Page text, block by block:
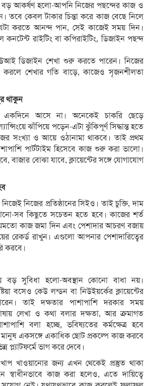
বড় আকর্ষণ হলো-আপনি নিজের পছন্দের কাজ ও
তবে কেবল টাকার চিন্তা করে কাজ বেছে নিলে
যেটা করতে আনন্দ পান, সেই কাজেই সময় দিন।
কনটেন্ট রাইটিং বা কপিরাইটিং, ডিজাইন পছন্দ
ডিজাইন শেখা শুরু করতে পারেন। নিজের
করলে শেখার গতি বাড়ে, কাজেও সৃজনশীলতা
থাকুন
একদিনে আসে না। অনেকেই চাকরি ছেড়ে
ঝাঁপিয়ে পড়েন-এটা ঝুঁকিপূর্ণ সিদ্ধান্ত হতে
সংখ্যা ও আয়ে ওঠানামা থাকবে। তাই প্রথম
পার্টটাইম হিসেবে কাজ শুরু করা ভালো।
বাজার বোঝা যাবে, ক্লায়েন্টের সঙ্গে যোগাযোগ
নিজেই নিজের প্রতিষ্ঠানের সিইও। তাই চুক্তি, দাম
সব কিছুতে সচেতন হতে হবে। কাজের শর্ত
কাজ জমা দিন এবং পেশাদার আচরণ বজায়
রেকর্ড রাখুন। এগুলো আপনার পেশাদারিত্বের
করবে।
বড় সুবিধা হলো-অবস্থান কোনো বাধা নয়।
বসেও কেউ লন্ডন বা নিউইয়র্কের ক্লায়েন্টের
তাই দক্ষতার পাশাপাশি দরকার সময়
লেখা ও কথা বলার দক্ষতা, আর ক্রমাগত
বলা হচ্ছে, ভবিষ্যতের কর্মক্ষেত্র হবে
মানুষ একসঙ্গে একাধিক ছোট প্রকল্পে কাজ করবে
প্ল্যাটফর্মে ভাগ করে দেবে।
খাওয়ানোর জন্য এখন থেকেই প্রস্তুত থাকা
স্বাধীনভাবে কাজ করা হলেও, এতে দায়িত্বে